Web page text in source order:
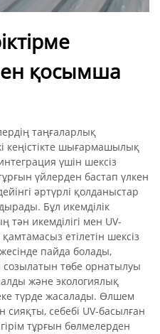
қосымша
таңғаларлық
кеңістікте шығармашылық
үшін шексіз
үйлерден бастап үлкен
әртүрлі қолданыстар
Бұл икемділік
икемділігі мен UV-
етілетін шексіз
пайда болады,
созылатын төбе орнатылуы
және экологиялық
түрде жасалады. Өлшем
себебі UV-басылған
тұрғын бөлмелерден